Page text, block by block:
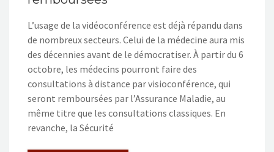
L’usage de la vidéoconférence est déjà répandu dans
de nombreux secteurs. Celui de la médecine aura mis
des décennies avant de le démocratiser. À partir du 6
octobre, les médecins pourront faire des
consultations à distance par visioconférence, qui
seront remboursées par l’Assurance Maladie, au
même titre que les consultations classiques. En
revanche, la Sécurité